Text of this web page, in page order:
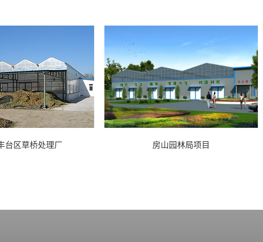
台区草桥处理厂 房山园林局项目